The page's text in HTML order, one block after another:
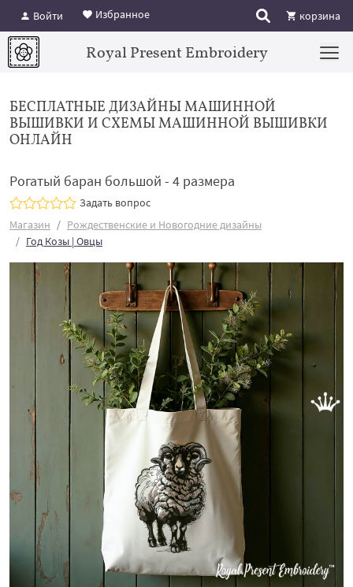
Войти Избранное корзина
Royal Present Embroidery
БЕСПЛАТНЫЕ ДИЗАЙНЫ МАШИННОЙ
ВЫШИВКИ И СХЕМЫ МАШИННОЙ ВЫШИВКИ
ОНЛАЙН
Рогатый баран большой - 4 размера
Задать вопрос
Магазин
Рождественские и Новогодние дизайны
Год Козы | Овцы